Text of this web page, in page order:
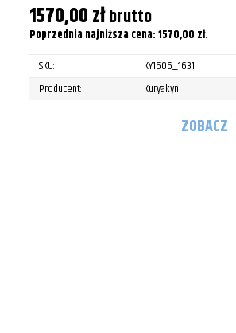
1570,00złbrutto
Poprzednia najniższa cena:1570,00 zł.
SKU:
KY1606_1631
Producent:
Kuryakyn
ZOBACZ